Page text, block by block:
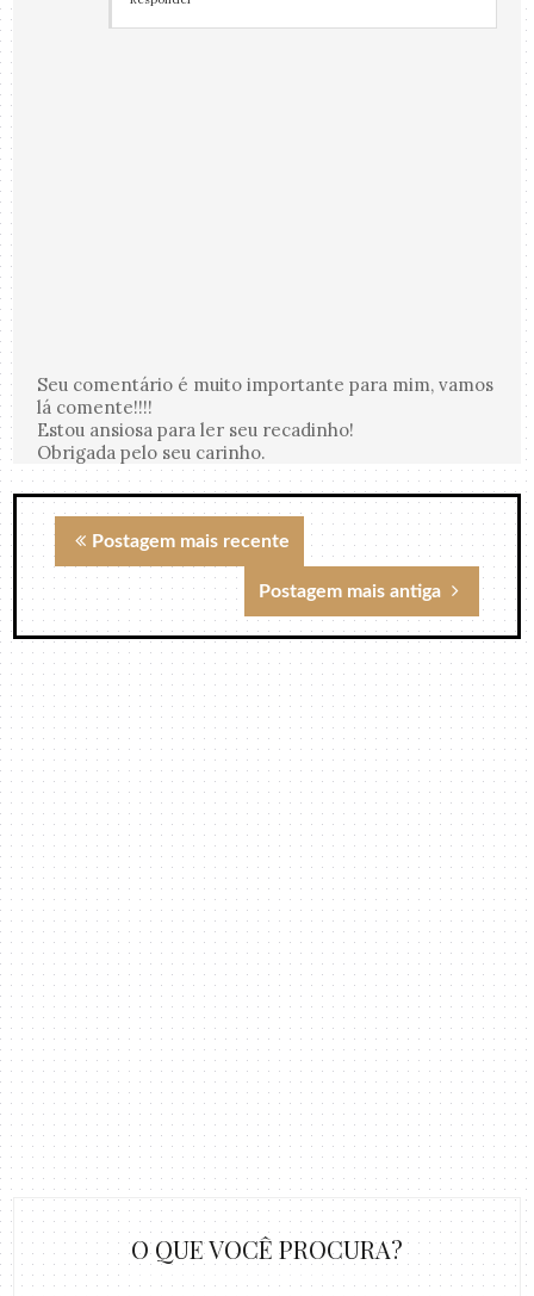
Seu comentário é muito importante para mim, vamos
lá comente!!!!
Estou ansiosa para ler seu recadinho!
Obrigada pelo seu carinho.
Postagem mais recente
Postagem mais antiga
O QUE VOCÊ PROCURA?